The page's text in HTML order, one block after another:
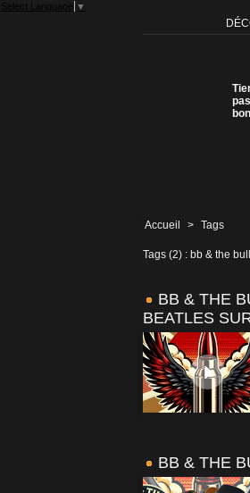
Select Language ▼
Accueil > Tags
Tags (2) : bb & the
BB & THE
BEATLES
BB & THE